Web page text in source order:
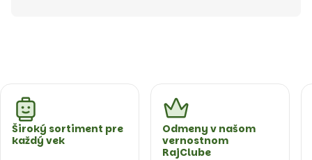
Široký sortiment pre
každý vek
Odmeny v našom
vernostnom
RajClube